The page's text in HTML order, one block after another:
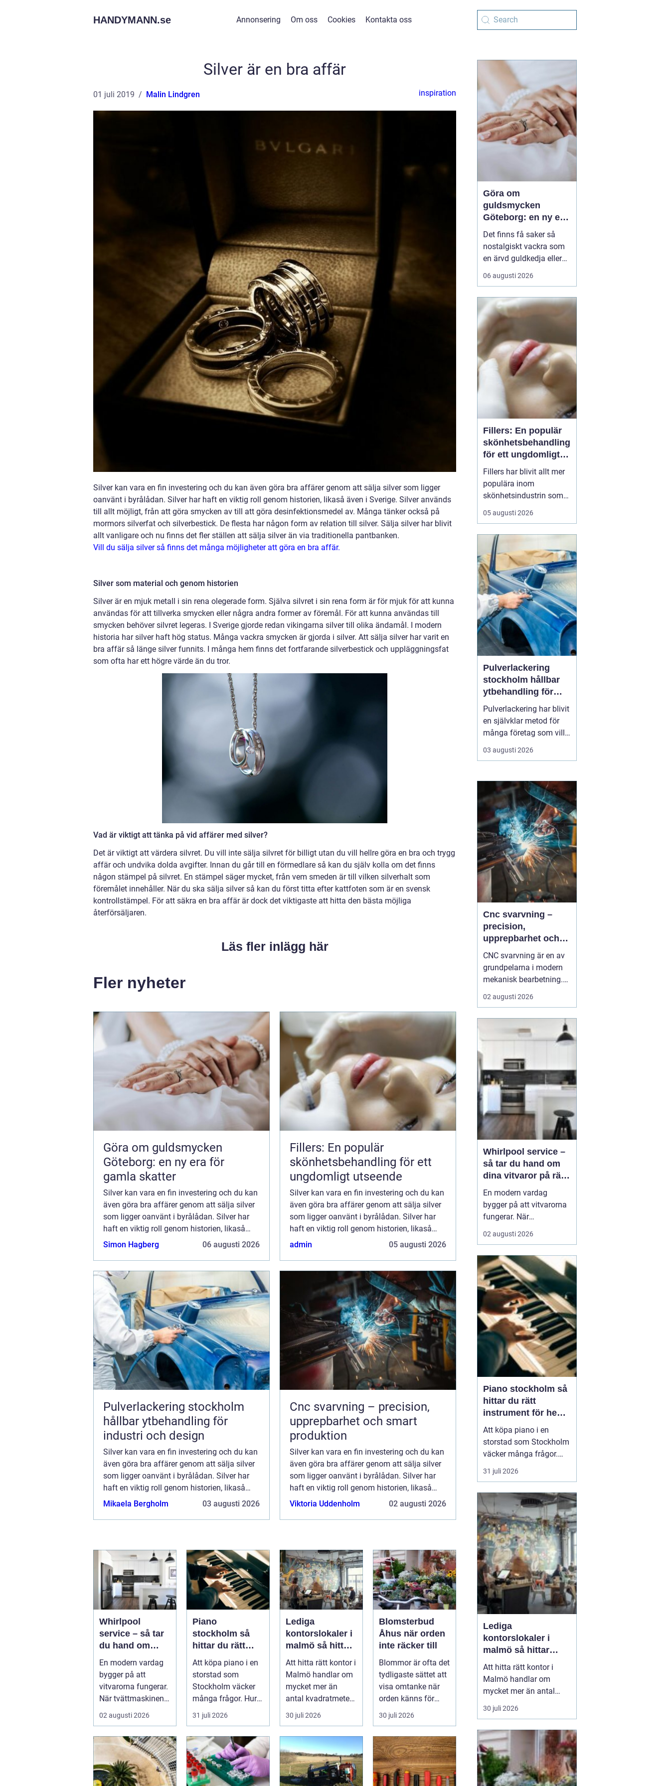
HANDYMANN.se Annonsering Om oss Cookies Kontakta oss
Silver är en bra affär
01 juli 2019 Malin Lindgren inspiration
Silver kan vara en fin investering och du kan även göra bra affärer genom att sälja silver som ligger
oanvänt i byrålådan. Silver har haft en viktig roll genom historien, likaså även i Sverige. Silver används
till allt möjligt, från att göra smycken av till att göra desinfektionsmedel av. Många tänker också på
mormors silverfat och silverbestick. De flesta har någon form av relation till silver. Sälja silver har blivit
allt vanligare och nu finns det fler ställen att sälja silver än via traditionella pantbanken.
Vill du sälja silver så finns det många möjligheter att göra en bra affär.
Silver som material och genom historien
Silver är en mjuk metall i sin rena olegerade form. Själva silvret i sin rena form är för mjuk för att kunna
användas för att tillverka smycken eller några andra former av föremål. För att kunna användas till
smycken behöver silvret legeras. I Sverige gjorde redan vikingarna silver till olika ändamål. I modern
historia har silver haft hög status. Många vackra smycken är gjorda i silver. Att sälja silver har varit en
bra affär så länge silver funnits. I många hem finns det fortfarande silverbestick och uppläggningsfat
som ofta har ett högre värde än du tror.
Vad är viktigt att tänka på vid affärer med silver?
Det är viktigt att värdera silvret. Du vill inte sälja silvret för billigt utan du vill hellre göra en bra och trygg
affär och undvika dolda avgifter. Innan du går till en förmedlare så kan du själv kolla om det finns
någon stämpel på silvret. En stämpel säger mycket, från vem smeden är till vilken silverhalt som
föremålet innehåller. När du ska sälja silver så kan du först titta efter kattfoten som är en svensk
kontrollstämpel. För att säkra en bra affär är dock det viktigaste att hitta den bästa möjliga
återförsäljaren.
Läs fler inlägg här
Fler nyheter
Göra om guldsmycken
Göteborg: en ny era för
gamla skatter
Silver kan vara en fin investering och du kan
även göra bra affärer genom att sälja silver
som ligger oanvänt i byrålådan. Silver har
haft en viktig roll genom historien, likaså
även i Sverige. Silver a...
Simon Hagberg 06 augusti 2026
Fillers: En populär
skönhetsbehandling för ett
ungdomligt utseende
Silver kan vara en fin investering och du kan
även göra bra affärer genom att sälja silver
som ligger oanvänt i byrålådan. Silver har
haft en viktig roll genom historien, likaså
även i Sverige. Silver a...
admin 05 augusti 2026
Pulverlackering stockholm
hållbar ytbehandling för
industri och design
Silver kan vara en fin investering och du kan
även göra bra affärer genom att sälja silver
som ligger oanvänt i byrålådan. Silver har
haft en viktig roll genom historien, likaså
även i Sverige. Silver a...
Mikaela Bergholm 03 augusti 2026
Cnc svarvning – precision,
upprepbarhet och smart
produktion
Silver kan vara en fin investering och du kan
även göra bra affärer genom att sälja silver
som ligger oanvänt i byrålådan. Silver har
haft en viktig roll genom historien, likaså
även i Sverige. Silver a...
Viktoria Uddenholm 02 augusti 2026
Whirlpool
service – så tar
du hand om
dina vitvaror på
rätt sätt
En modern vardag
bygger på att
vitvarorna fungerar.
När tvättmaskinen
stannar, diskm...
02 augusti 2026
Piano
stockholm så
hittar du rätt
instrument för
hem och scen
Att köpa piano i en
storstad som
Stockholm väcker
många frågor. Hur
hittar man ett
bå...
31 juli 2026
Lediga
kontorslokaler i
malmö så hittar
företag rätt läge
och rätt lokal
Att hitta rätt kontor i
Malmö handlar om
mycket mer än
antal kvadratmeter
och pris per månad.
30 juli 2026
Blomsterbud
Åhus när orden
inte räcker till
Blommor är ofta det
tydligaste sättet att
visa omtanke när
orden känns för
små. Ett
bloms...
30 juli 2026
Göra om
guldsmycken
Göteborg: en ny era
för gamla skatter
Det finns få saker så
nostalgiskt vackra som
en ärvd guldkedja eller
mormors älskade ring.
Men vad händer när
smycket inte längre
passar dagens stilar? I
Göteborg med omnejd
06 augusti 2026
Fillers: En populär
skönhetsbehandling
för ett ungdomligt
utseende
Fillers har blivit allt mer
populära inom
skönhetsindustrin som
ett sätt att återställa
ungdomlighet och
att behöva genomgå
kirurgiska ingrepp.
Genom att förstå hur
dessa behan...
05 augusti 2026
Pulverlackering
stockholm hållbar
ytbehandling för
industri och design
Pulverlackering har blivit
en självklar metod för
många företag som vill
kombinera slitstyrka,
designfrihet och
med stark industri och
byggsektor, som
Stockholm, spelar
tekniken en viktig roll för
allt från fasadpartier och
i...
03 augusti 2026
Cnc svarvning –
precision,
upprepbarhet och
smart produktion
CNC svarvning är en av
grundpelarna i modern
mekanisk bearbetning.
Genom att kombinera
traditionell svarvteknik
tillverkare hög precision,
stabil kvalitet och korta
komplexa geometrier. ...
02 augusti 2026
Whirlpool service –
så tar du hand om
dina vitvaror på rätt
sätt
En modern vardag
bygger på att vitvarorna
fungerar. När
tvättmaskinen stannar,
diskmaskinen vägrar
varm märks det direkt i
hela hushållet. Då blir
frågan snabbt hur man
...
02 augusti 2026
Piano stockholm så
hittar du rätt
instrument för hem
och scen
Att köpa piano i en
storstad som Stockholm
väcker många frågor.
Hur hittar man ett
instrument som både
och passar budgeten?
Utbudet är stort, från nya
digitalpianon i
musikaffärer till
renoverade akustiska
instrument hos mindr...
31 juli 2026
Lediga
kontorslokaler i
malmö så hittar
företag rätt läge och
rätt lokal
Att hitta rätt kontor i
Malmö handlar om
mycket mer än antal
kvadratmeter och pris
per månad. Företag som
kontorslokaler i Malmö
behöver
väga in läge,
kommunikationer,...
30 juli 2026